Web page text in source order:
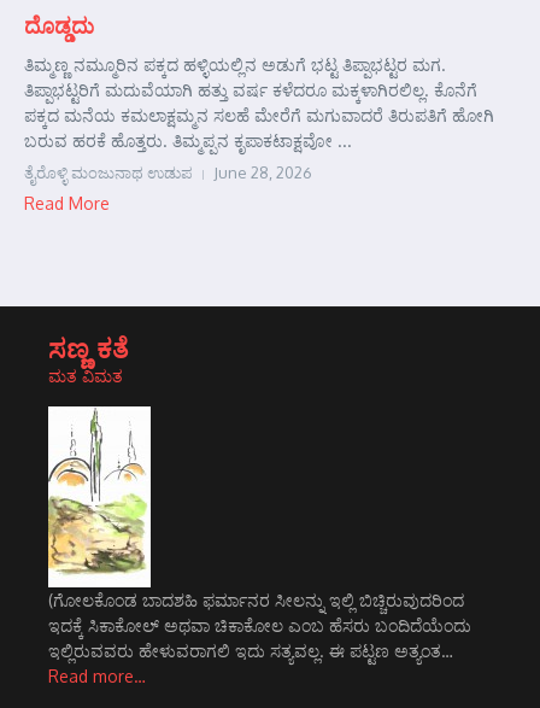
ದೊಡ್ಡದು
ತಿಮ್ಮಣ್ಣ ನಮ್ಮೂರಿನ ಪಕ್ಕದ ಹಳ್ಳಿಯಲ್ಲಿನ ಅಡುಗೆ ಭಟ್ಟ ತಿಪ್ಪಾಭಟ್ಟರ ಮಗ.
ತಿಪ್ಪಾಭಟ್ಟರಿಗೆ ಮದುವೆಯಾಗಿ ಹತ್ತು ವರ್ಷ ಕಳೆದರೂ ಮಕ್ಕಳಾಗಿರಲಿಲ್ಲ. ಕೊನೆಗೆ
ಪಕ್ಕದ ಮನೆಯ ಕಮಲಾಕ್ಷಮ್ಮನ ಸಲಹೆ ಮೇರೆಗೆ ಮಗುವಾದರೆ ತಿರುಪತಿಗೆ ಹೋಗಿ
ಬರುವ ಹರಕೆ ಹೊತ್ತರು. ತಿಮ್ಮಪ್ಪನ ಕೃಪಾಕಟಾಕ್ಷವೋ ...
ತೈರೊಳ್ಳಿ ಮಂಜುನಾಥ ಉಡುಪ June 28, 2026
Read More
ಸಣ್ಣ ಕತೆ
ಮತ ವಿಮತ
(ಗೋಲಕೊಂಡ ಬಾದಶಹಿ ಫರ್ಮಾನರ ಸೀಲನ್ನು ಇಲ್ಲಿ ಬಿಚ್ಚಿರುವುದರಿಂದ
ಇದಕ್ಕೆ ಸಿಕಾಕೋಲ್ ಅಥವಾ ಚಿಕಾಕೋಲ ಎಂಬ ಹೆಸರು ಬಂದಿದೆಯೆಂದು
ಇಲ್ಲಿರುವವರು ಹೇಳುವರಾಗಲಿ ಇದು ಸತ್ಯವಲ್ಲ. ಈ ಪಟ್ಟಣ ಅತ್ಯಂತ…
Read more…